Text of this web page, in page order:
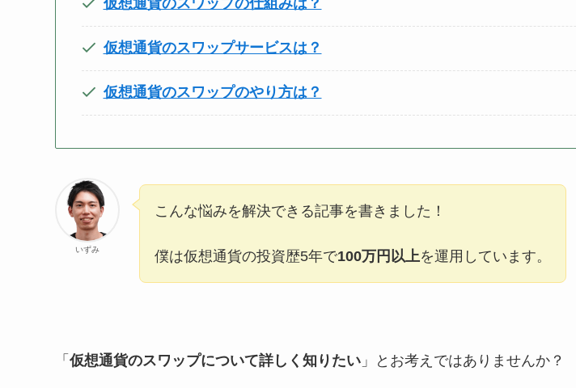
仮想通貨のスワップの仕組みは？
仮想通貨のスワップサービスは？
仮想通貨のスワップのやり方は？
いずみ
こんな悩みを解決できる記事を書きました！
僕は仮想通貨の投資歴5年で100万円以上を運用しています。
「 仮想通貨のスワップについて詳しく知りたい 」とお考えではありませんか？